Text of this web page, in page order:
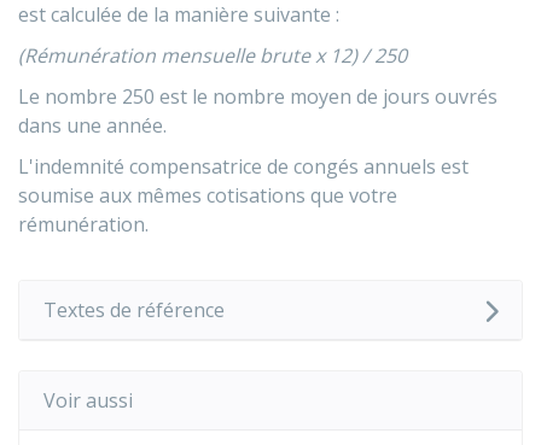
est calculée de la manière suivante :
(Rémunération mensuelle brute x 12) / 250
Le nombre 250 est le nombre moyen de jours ouvrés
dans une année.
L'indemnité compensatrice de congés annuels est
soumise aux mêmes cotisations que votre
rémunération.
Textes de référence
Voir aussi